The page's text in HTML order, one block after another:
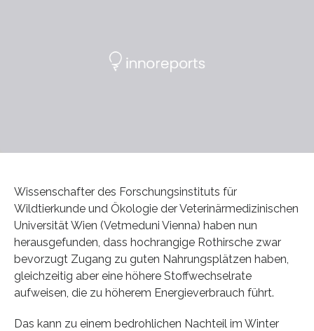
Wissenschafter des Forschungsinstituts für
Wildtierkunde und Ökologie der Veterinärmedizinischen
Universität Wien (Vetmeduni Vienna) haben nun
herausgefunden, dass hochrangige Rothirsche zwar
bevorzugt Zugang zu guten Nahrungsplätzen haben,
gleichzeitig aber eine höhere Stoffwechselrate
aufweisen, die zu höherem Energieverbrauch führt.
Das kann zu einem bedrohlichen Nachteil im Winter